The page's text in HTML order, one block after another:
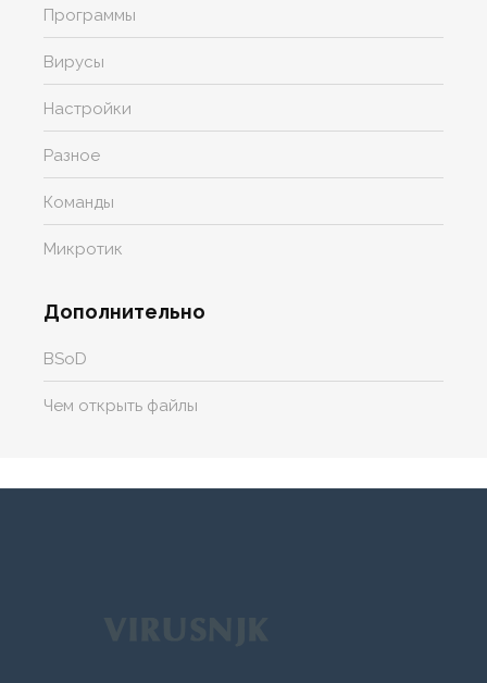
Программы
Вирусы
Настройки
Разное
Команды
Микротик
Дополнительно
BSoD
Чем открыть файлы